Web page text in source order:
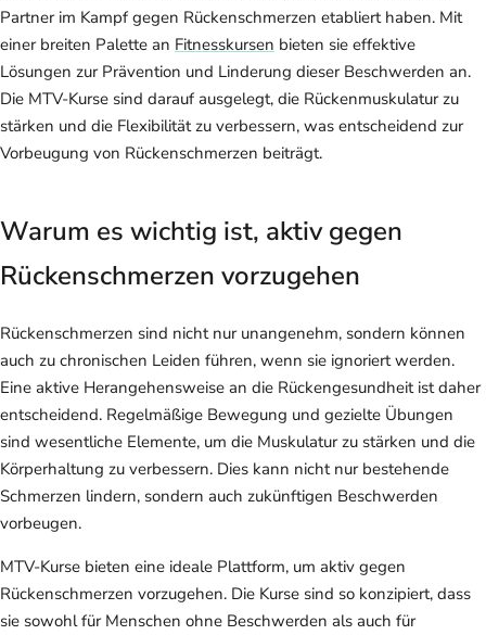
Partner im Kampf gegen Rückenschmerzen etabliert haben. Mit
einer breiten Palette an Fitnesskursen bieten sie effektive
Lösungen zur Prävention und Linderung dieser Beschwerden an.
Die MTV-Kurse sind darauf ausgelegt, die Rückenmuskulatur zu
stärken und die Flexibilität zu verbessern, was entscheidend zur
Vorbeugung von Rückenschmerzen beiträgt.
Warum es wichtig ist, aktiv gegen
Rückenschmerzen vorzugehen
Rückenschmerzen sind nicht nur unangenehm, sondern können
auch zu chronischen Leiden führen, wenn sie ignoriert werden.
Eine aktive Herangehensweise an die Rückengesundheit ist daher
entscheidend. Regelmäßige Bewegung und gezielte Übungen
sind wesentliche Elemente, um die Muskulatur zu stärken und die
Körperhaltung zu verbessern. Dies kann nicht nur bestehende
Schmerzen lindern, sondern auch zukünftigen Beschwerden
vorbeugen.
MTV-Kurse bieten eine ideale Plattform, um aktiv gegen
Rückenschmerzen vorzugehen. Die Kurse sind so konzipiert, dass
sie sowohl für Menschen ohne Beschwerden als auch für